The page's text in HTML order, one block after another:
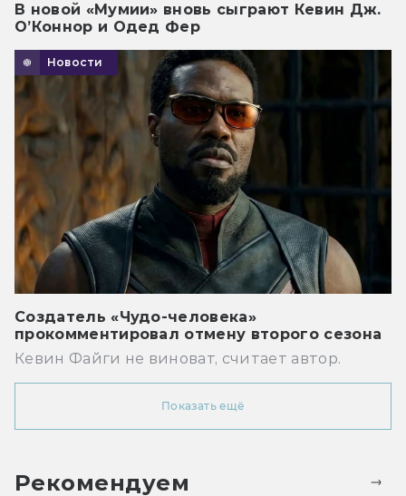
В новой «Мумии» вновь сыграют Кевин Дж.
О’Коннор и Одед Фер
Новости
Создатель «Чудо-человека»
прокомментировал отмену второго сезона
Кевин Файги не виноват, считает автор.
Показать ещё
Рекомендуем